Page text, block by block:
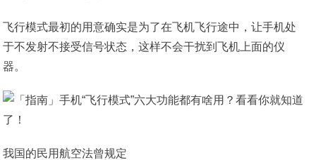
飞行模式最初的用意确实是为了在飞机飞行途中，让手机处
于不发射不接受信号状态，这样不会干扰到飞机上面的仪
器。
我国的民用航空法曾规定